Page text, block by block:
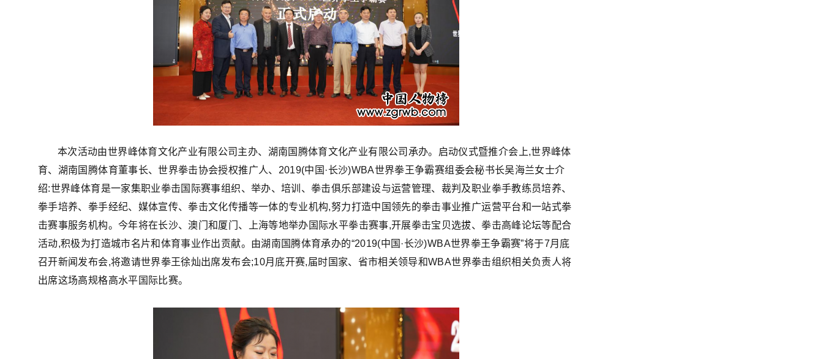
本次活动由世界峰体育文化产业有限公司主办、湖南国腾体育文化产业有限公司承办。启动仪式暨推介会上,世界峰体
育、湖南国腾体育董事长、世界拳击协会授权推广人、2019(中国·长沙)WBA世界拳王争霸赛组委会秘书长吴海兰女士介
绍:世界峰体育是一家集职业拳击国际赛事组织、举办、培训、拳击俱乐部建设与运营管理、裁判及职业拳手教练员培养、
拳手培养、拳手经纪、媒体宣传、拳击文化传播等一体的专业机构,努力打造中国领先的拳击事业推广运营平台和一站式拳
击赛事服务机构。今年将在长沙、澳门和厦门、上海等地举办国际水平拳击赛事,开展拳击宝贝选拔、拳击高峰论坛等配合
活动,积极为打造城市名片和体育事业作出贡献。由湖南国腾体育承办的“2019(中国·长沙)WBA世界拳王争霸赛”将于7月底
召开新闻发布会,将邀请世界拳王徐灿出席发布会;10月底开赛,届时国家、省市相关领导和WBA世界拳击组织相关负责人将
出席这场高规格高水平国际比赛。